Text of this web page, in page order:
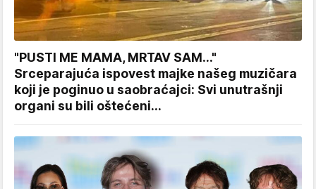
"PUSTI ME MAMA, MRTAV SAM..."
Srceparajuća ispovest majke našeg muzičara
koji je poginuo u saobraćajci: Svi unutrašnji
organi su bili oštećeni...